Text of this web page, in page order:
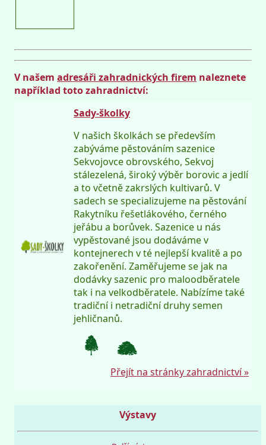
V našem adresáři zahradnických firem naleznete
například toto zahradnictví:
Sady-školky
V našich školkách se především
zabýváme pěstováním sazenice
Sekvojovce obrovského, Sekvoj
stálezelená, široký výběr borovic a jedlí
a to včetně zakrslých kultivarů. V
sadech se specializujeme na pěstování
Rakytníku řešetlákového, černého
jeřábu a borůvek. Sazenice u nás
vypěstované jsou dodáváme v
kontejnerech v té nejlepší kvalitě a po
zakořenění. Zaměřujeme se jak na
dodávky sazenic pro maloodběratele
tak i na velkodběratele. Nabízíme také
tradiční i netradiční druhy semen
jehličnanů.
Přejít na stránky zahradnictví »
Výstavy